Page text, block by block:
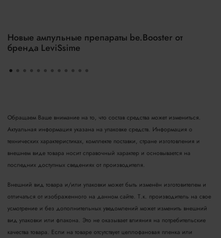
Новые ампульные препараты be.Booster от
бренда LeviSsime
Обращаем Ваше внимание на то, что состав средства может измениться.
Актуальная информация указана на упаковке средств. Информация о
технических характеристиках, комплекте поставки, стране изготовления и
внешнем виде товара носит справочный характер и основывается на
последних доступных сведениях от производителя.
Внешний вид товара и/или упаковки может быть изменён изготовителем и
отличаться от изображенного на данном сайте. Т.к. производитель на свое
усмотрение и без дополнительных уведомлений может изменить внешний
вид упаковки или флакона. Это не оказывает влияния на потребительские
качества товара. Если на товаре отсутствует целлофановая пленка или